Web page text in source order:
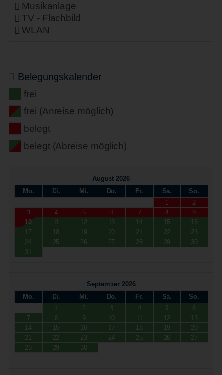
Musikanlage
TV - Flachbild
WLAN
Belegungskalender
frei
frei (Anreise möglich)
belegt
belegt (Abreise möglich)
August 2026
Mo.
Di. Mi. Do. Fr. Sa.
So.
1
2
3
4 5 6 7 8
9
10
11 12 13 14 15
16
17
18 19 20 21 22
23
24
25 26 27 28 29
30
31
September 2026
Mo.
Di. Mi. Do. Fr. Sa.
So.
1
2 3 4 5
6
7
8 9 10 11 12
13
14
15 16 17 18 19
20
21
22 23 24 25 26
27
28
29 30